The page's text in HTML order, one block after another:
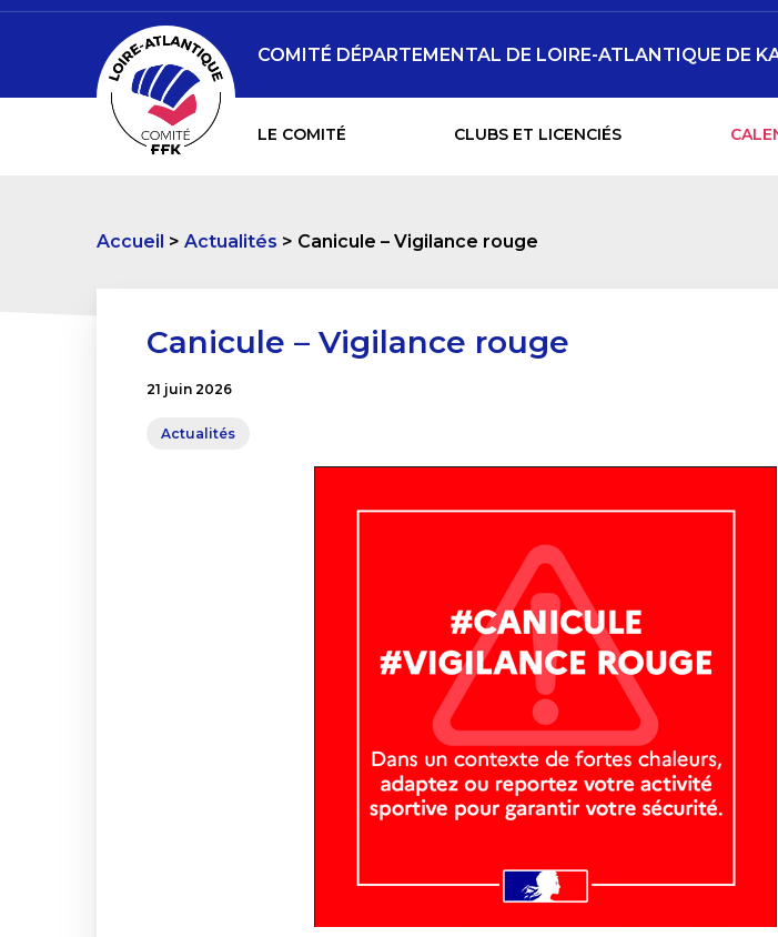
LE COMITÉ CLUBS ET LICENCIÉS
COMITÉ DÉPARTEMENTAL DE LOIRE-ATLANTIQUE DE
Accueil Actualités Canicule – Vigilance rouge
Canicule – Vigilance rouge
21 juin 2026
Actualités